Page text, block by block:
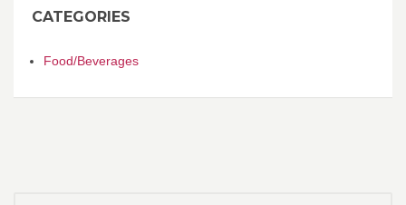
CATEGORIES
Food/Beverages